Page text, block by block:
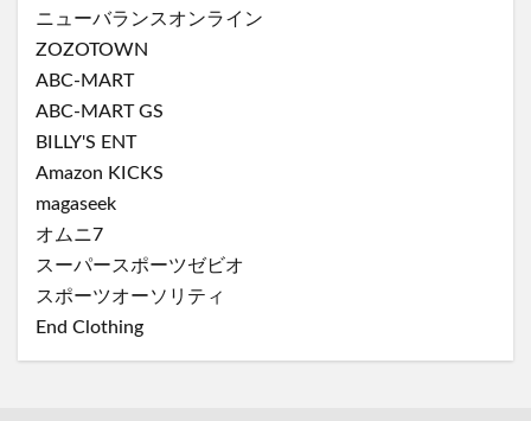
ニューバランスオンライン
ZOZOTOWN
ABC-MART
ABC-MART GS
BILLY'S ENT
Amazon KICKS
magaseek
オムニ7
スーパースポーツゼビオ
スポーツオーソリティ
End Clothing